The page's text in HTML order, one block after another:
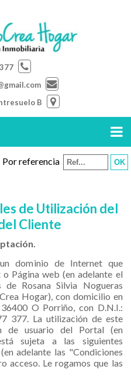
B
Por referencia
de Utilización del
Cliente
un dominio de Internet que
Página web (en adelante el
Rosana Silvia Nogueras
Hogar), con domicilio en
O Porriño, con D.N.I.:
377. La utilización de este
de usuario del Portal (en
sujeta a las siguientes
adelante las "Condiciones
acceso. Le rogamos que las